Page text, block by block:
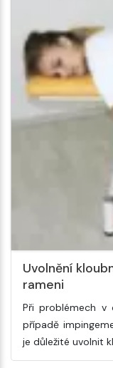
Uvolnění
rameni
Při problémech v
případě
je důležité uvolnit